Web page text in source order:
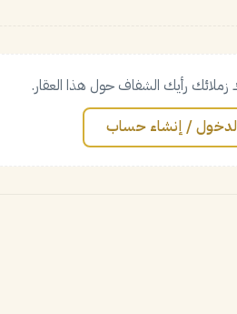
رأيك الشفاف حول هذا العقار.
/ إنشاء حساب